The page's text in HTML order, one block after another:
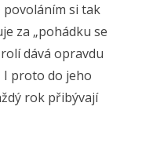
si tak
za „pohádku se
dává opravdu
I proto do jeho
rok přibývají